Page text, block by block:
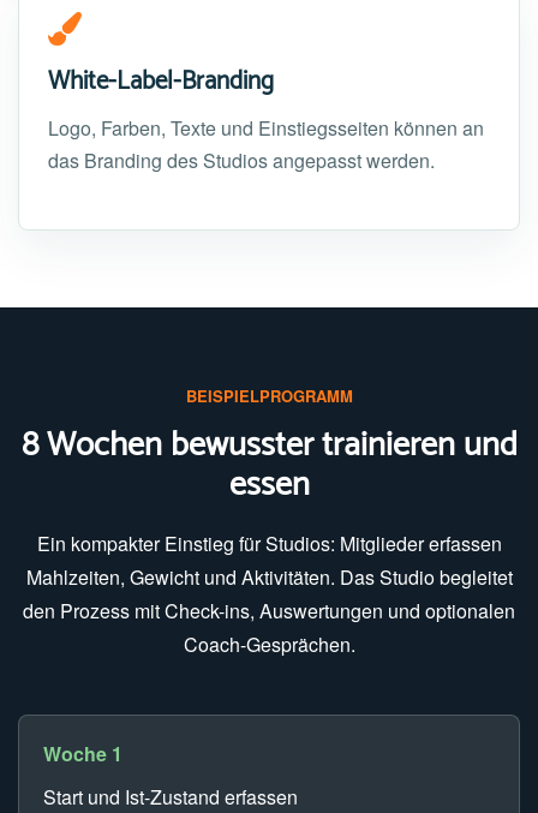
White-Label-Branding
Logo, Farben, Texte und Einstiegsseiten können an
das Branding des Studios angepasst werden.
BEISPIELPROGRAMM
8 Wochen bewusster trainieren und
essen
Ein kompakter Einstieg für Studios: Mitglieder erfassen
Mahlzeiten, Gewicht und Aktivitäten. Das Studio begleitet
den Prozess mit Check-ins, Auswertungen und optionalen
Coach-Gesprächen.
Woche 1
Start und Ist-Zustand erfassen